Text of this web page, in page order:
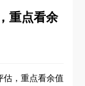
重点看余
，重点看余值